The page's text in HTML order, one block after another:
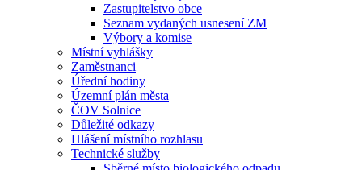
Zastupitelstvo obce
Seznam vydaných usnesení ZM
Výbory a komise
Místní vyhlášky
Zaměstnanci
Úřední hodiny
Územní plán města
ČOV Solnice
Důležité odkazy
Hlášení místního rozhlasu
Technické služby